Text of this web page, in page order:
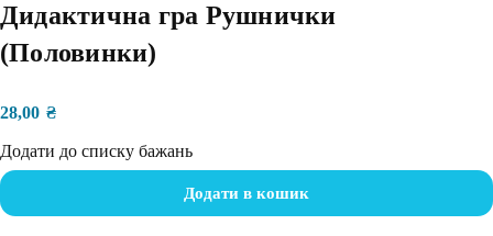
Дидактична гра Рушнички
(Половинки)
28,00 ₴
Додати до списку бажань
Додати в кошик